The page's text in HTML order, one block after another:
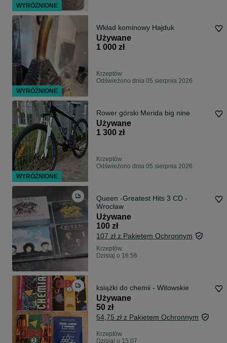
Wkład kominowy Hajduk
Używane
1 000 zł
Krzeptów
Odświeżono dnia 05 sierpnia 2026
Rower górski Merida big nine
Używane
1 300 zł
Krzeptów
Odświeżono dnia 05 sierpnia 2026
Queen -Greatest Hits 3 CD -
Wrocław
Używane
100 zł
107 zł z Pakietem Ochronnym
Krzeptów
Dzisiaj o 16:56
książki do chemii - Witowskie
Używane
50 zł
54,75 zł z Pakietem Ochronnym
Krzeptów
Dzisiaj o 15:07
WYRÓŻNIONE
WYRÓŻNIONE
WYRÓŻNIONE